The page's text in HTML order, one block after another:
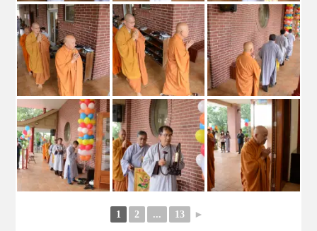
1 2 ... 13 ►